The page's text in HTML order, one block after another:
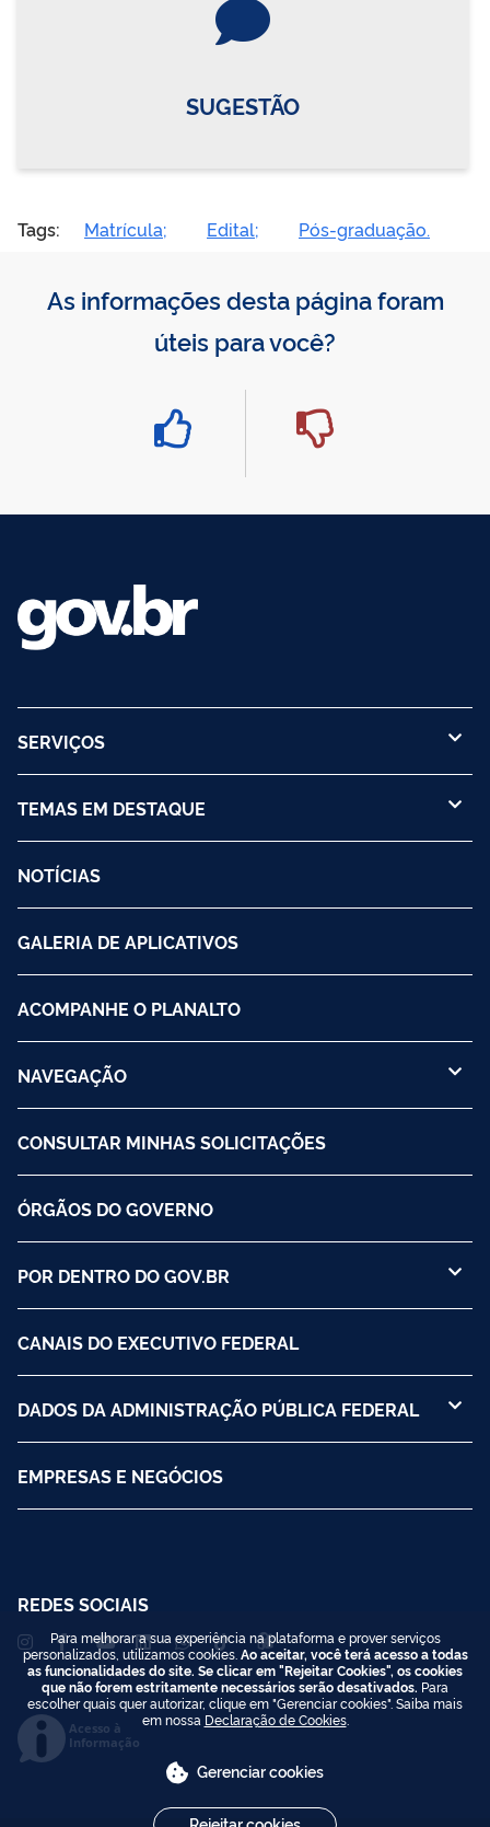
SUGESTÃO
Tags: Matrícula; Edital; Pós-graduação.
As informações desta página foram
úteis para você?
SERVIÇOS
TEMAS EM DESTAQUE
NOTÍCIAS
GALERIA DE APLICATIVOS
ACOMPANHE O PLANALTO
NAVEGAÇÃO
CONSULTAR MINHAS SOLICITAÇÕES
ÓRGÃOS DO GOVERNO
POR DENTRO DO GOV.BR
CANAIS DO EXECUTIVO FEDERAL
DADOS DA ADMINISTRAÇÃO PÚBLICA FEDERAL
EMPRESAS E NEGÓCIOS
REDES SOCIAIS
Acesso à
Informação
Para melhorar a sua experiência na plataforma e prover serviços
personalizados, utilizamos cookies. Ao aceitar, você terá acesso a todas
as funcionalidades do site. Se clicar em "Rejeitar Cookies", os cookies
que não forem estritamente necessários serão desativados. Para
escolher quais quer autorizar, clique em "Gerenciar cookies". Saiba mais
em nossa Declaração de Cookies.
Gerenciar cookies